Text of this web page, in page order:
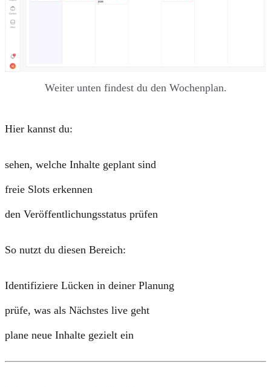
Weiter unten findest du den Wochenplan.
Hier kannst du:
sehen, welche Inhalte geplant sind
freie Slots erkennen
den Veröffentlichungsstatus prüfen
So nutzt du diesen Bereich:
Identifiziere Lücken in deiner Planung
prüfe, was als Nächstes live geht
plane neue Inhalte gezielt ein